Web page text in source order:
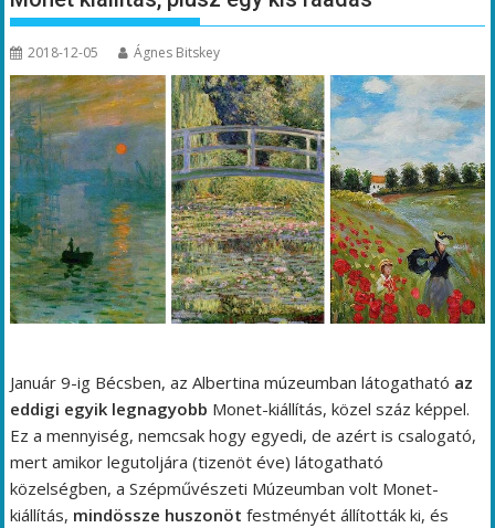
2018-12-05 Ágnes Bitskey
Január 9-ig Bécsben, az Albertina múzeumban látogatható az
eddigi egyik legnagyobb Monet-kiállítás, közel száz képpel.
Ez a mennyiség, nemcsak hogy egyedi, de azért is csalogató,
mert amikor legutoljára (tizenöt éve) látogatható
közelségben, a Szépművészeti Múzeumban volt Monet-
kiállítás, mindössze huszonöt festményét állították ki, és